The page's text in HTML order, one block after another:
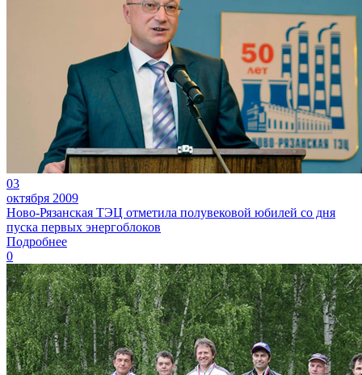
03
октября 2009
Ново-Рязанская ТЭЦ отметила полувековой юбилей со дня
пуска первых энергоблоков
Подробнее
0